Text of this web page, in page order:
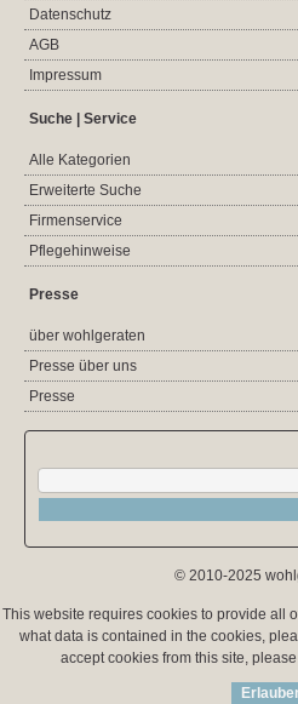
Datenschutz
AGB
Impressum
Suche | Service
Alle Kategorien
Erweiterte Suche
Firmenservice
Pflegehinweise
Presse
über wohlgeraten
Presse über uns
Presse
© 2010-2025
This website requires cookies to provide all
what data is contained in the cookies,
accept cookies from this site,